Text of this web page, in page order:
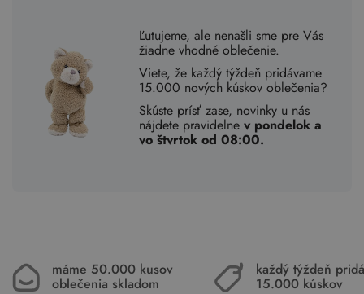
Ľutujeme, ale nenašli sme pre Vás
žiadne vhodné oblečenie.
Viete, že každý týždeň pridávame
15.000 nových kúskov oblečenia?
Skúste prísť zase, novinky u nás
nájdete pravidelnev pondelok a
vo štvrtok od 08:00.
máme 50.000 kusov
oblečenia skladom
každý týždeň
15.000 kúskov